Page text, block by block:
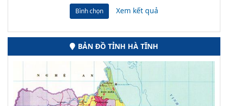
Bình chọn Xem kết quả
BẢN ĐỒ TỈNH HÀ TĨNH